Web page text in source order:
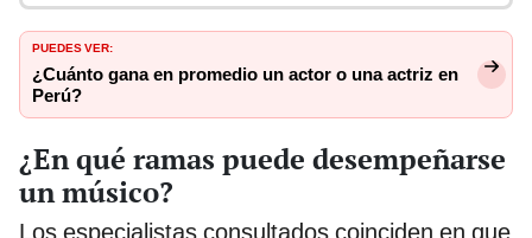
PUEDES VER:
¿Cuánto gana en promedio un actor o una actriz en
Perú?
¿En qué ramas puede desempeñarse
un músico?
Los especialistas consultados coinciden en que